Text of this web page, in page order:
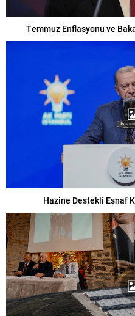
Temmuz Enflasyonu ve
Hazine Destekli Esnaf